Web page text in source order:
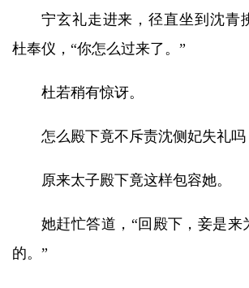
宁玄礼走进来，径直坐到沈青
杜奉仪，“你怎么过来了。”
杜若稍有惊讶。
怎么殿下竟不斥责沈侧妃失礼吗
原来太子殿下竟这样包容她。
她赶忙答道，“回殿下，妾是来
的。”